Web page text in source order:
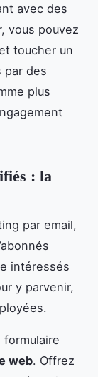
avec des
vous pouvez
toucher un
par des
plus
: la
par email,
intéressés
y parvenir,
formulaire
web. Offrez